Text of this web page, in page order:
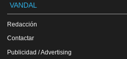
VANDAL
Redacción
Contactar
Publicidad / Advertising